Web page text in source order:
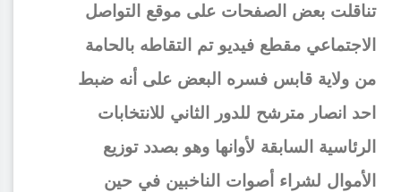
تناقلت بعض الصفحات على موقع التواصل
الاجتماعي مقطع فيديو تم التقاطه بالحامة
من ولاية قابس فسره البعض على أنه ضبط
احد انصار مترشح للدور الثاني للانتخابات
الرئاسية السابقة لأوانها وهو بصدد توزيع
الأموال لشراء أصوات الناخبين في حين